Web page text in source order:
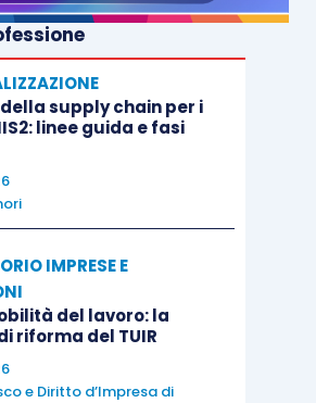
€ 100.000
€
€ 60.000
supply chain per i
linee guida e fasi
IMPRESE E
del lavoro: la
riforma del TUIR
e Diritto d’Impresa di